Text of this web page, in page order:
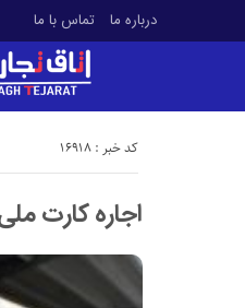
درباره ما تماس با ما
کد خبر : 16918
اجاره کارت